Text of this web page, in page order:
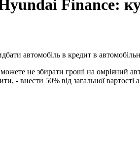
Finance:
автомобіль в кредит в
не збирати гроші на омріяний
- внести 50% від загальної